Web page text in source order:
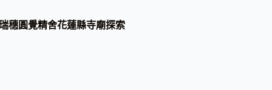
穗圓覺精舍花蓮縣寺廟探索